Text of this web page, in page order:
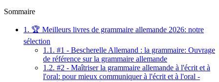
Sommaire
1. 🏆 Meilleurs livres de grammaire allemande 2026: notre
sélection
1.1. #1 - Bescherelle Allemand : la grammaire: Ouvrage
de référence sur la grammaire allemande
1.2. #2 - Maîtriser la grammaire allemande à l'écrit et à
l'oral: pour mieux communiquer à l'écrit et à l'oral -